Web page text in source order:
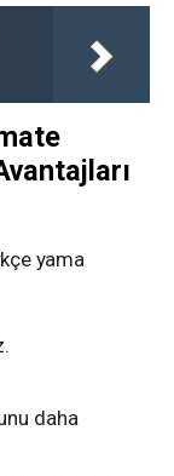
yama
daha